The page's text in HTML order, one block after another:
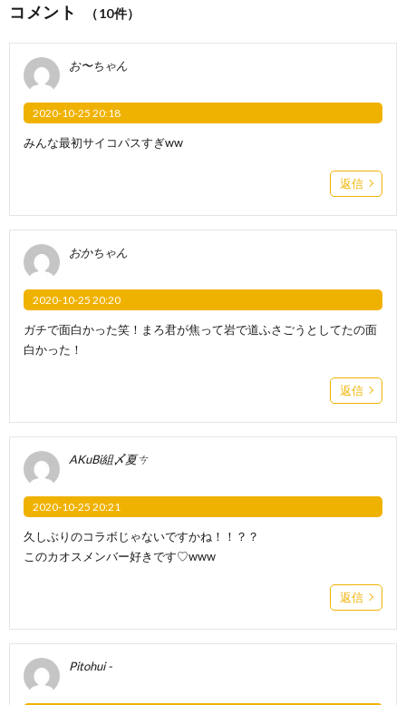
コメント （10件）
お〜ちゃん
2020-10-25 20:18
みんな最初サイコパスすぎww
返信
おかちゃん
2020-10-25 20:20
ガチで面白かった笑！まろ君が焦って岩で道ふさごうとしてたの面
白かった！
返信
AKuBi組〆夏ㄘ
2020-10-25 20:21
久しぶりのコラボじゃないですかね！！？？
このカオスメンバー好きです♡www
返信
Pitohui -